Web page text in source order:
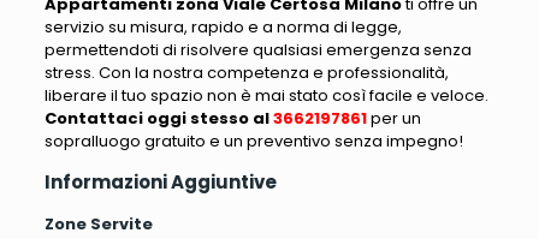
servizio su misura, rapido e a norma di legge,
permettendoti di risolvere qualsiasi emergenza senza
stress. Con la nostra competenza e professionalità,
liberare il tuo spazio non è mai stato così facile e veloce.
Contattaci oggi stesso al3662197861per un
sopralluogo gratuito e un preventivo senza impegno!
Informazioni Aggiuntive
Zone Servite